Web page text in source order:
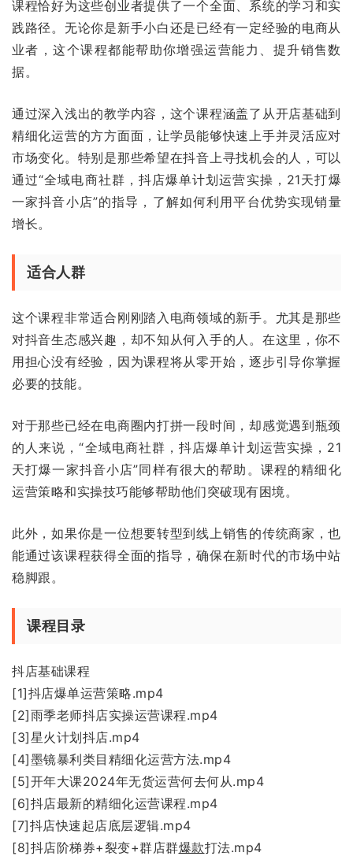
课程恰好为这些创业者提供了一个全面、系统的学习和实
践路径。无论你是新手小白还是已经有一定经验的电商从
业者，这个课程都能帮助你增强运营能力、提升销售数
据。
通过深入浅出的教学内容，这个课程涵盖了从开店基础到
精细化运营的方方面面，让学员能够快速上手并灵活应对
市场变化。特别是那些希望在抖音上寻找机会的人，可以
通过“全域电商社群，抖店爆单计划运营实操，21天打爆
一家抖音小店”的指导，了解如何利用平台优势实现销量
增长。
适合人群
这个课程非常适合刚刚踏入电商领域的新手。尤其是那些
对抖音生态感兴趣，却不知从何入手的人。在这里，你不
用担心没有经验，因为课程将从零开始，逐步引导你掌握
必要的技能。
对于那些已经在电商圈内打拼一段时间，却感觉遇到瓶颈
的人来说，“全域电商社群，抖店爆单计划运营实操，21
天打爆一家抖音小店”同样有很大的帮助。课程的精细化
运营策略和实操技巧能够帮助他们突破现有困境。
此外，如果你是一位想要转型到线上销售的传统商家，也
能通过该课程获得全面的指导，确保在新时代的市场中站
稳脚跟。
课程目录
抖店基础课程
[1]抖店爆单运营策略.mp4
[2]雨季老师抖店实操运营课程.mp4
[3]星火计划抖店.mp4
[4]墨镜暴利类目精细化运营方法.mp4
[5]开年大课2024年无货运营何去何从.mp4
[6]抖店最新的精细化运营课程.mp4
[7]抖店快速起店底层逻辑.mp4
[8]抖店阶梯券+裂变+群店群爆款打法.mp4